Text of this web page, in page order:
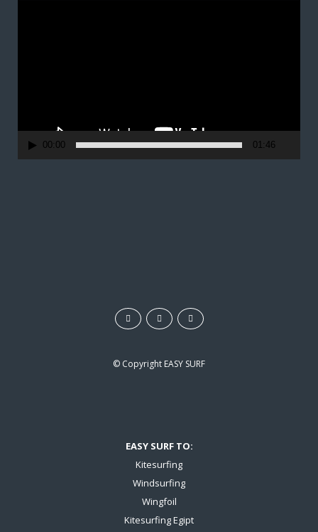
c
00:00 01:46
© Copyright EASY SURF
EASY SURF TO:
Kitesurfing
Windsurfing
Wingfoil
Kitesurfing Egipt